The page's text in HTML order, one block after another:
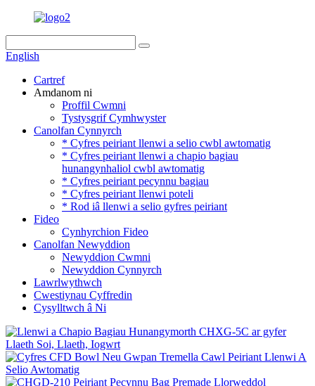
English
Cartref
Amdanom ni
Proffil Cwmni
Tystysgrif Cymhwyster
Canolfan Cynnyrch
* Cyfres peiriant llenwi a selio cwbl awtomatig
* Cyfres peiriant llenwi a chapio bagiau
hunangynhaliol cwbl awtomatig
* Cyfres peiriant pecynnu bagiau
* Cyfres peiriant llenwi poteli
* Rod iâ llenwi a selio gyfres peiriant
Fideo
Cynhyrchion Fideo
Canolfan Newyddion
Newyddion Cwmni
Newyddion Cynnyrch
Lawrlwythwch
Cwestiynau Cyffredin
Cysylltwch â Ni